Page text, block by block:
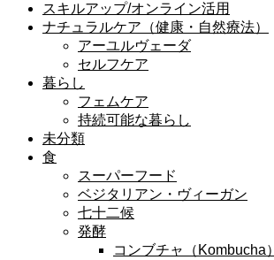
スキルアップ/オンライン活用
ナチュラルケア（健康・自然療法）
アーユルヴェーダ
セルフケア
暮らし
フェムケア
持続可能な暮らし
未分類
食
スーパーフード
ベジタリアン・ヴィーガン
七十二候
発酵
コンブチャ（Kombucha）